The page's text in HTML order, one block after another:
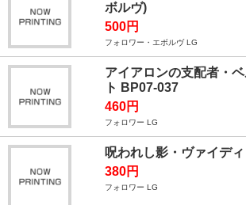
ボルヴ)
500円
フォロワー・エボルヴ LG
アイアロンの支配者・
ト BP07-037
460円
フォロワー LG
呪われし影・ヴァイデ
380円
フォロワー LG